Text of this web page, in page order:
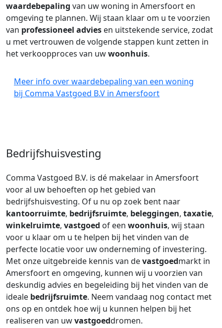
waardebepaling van uw woning in Amersfoort en
omgeving te plannen. Wij staan klaar om u te voorzien
van professioneel advies en uitstekende service, zodat
u met vertrouwen de volgende stappen kunt zetten in
het verkoopproces van uwwoonhuis.
Meer info over waardebepaling van een woning
bij Comma Vastgoed B.V in Amersfoort
Bedrijfshuisvesting
Comma Vastgoed B.V. is dé makelaar in Amersfoort
voor al uw behoeften op het gebied van
bedrijfshuisvesting. Of u nu op zoek bent naar
kantoorruimte, bedrijfsruimte, beleggingen, taxatie,
winkelruimte, vastgoed of een woonhuis, wij staan
voor u klaar om u te helpen bij het vinden van de
perfecte locatie voor uw onderneming of investering.
Met onze uitgebreide kennis van devastgoedmarkt in
Amersfoort en omgeving, kunnen wij u voorzien van
deskundig advies en begeleiding bij het vinden van de
ideale bedrijfsruimte. Neem vandaag nog contact met
ons op en ontdek hoe wij u kunnen helpen bij het
realiseren van uwvastgoeddromen.